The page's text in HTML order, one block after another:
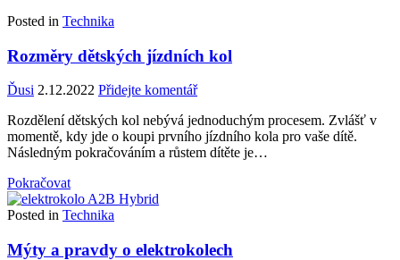
Posted in Technika
Rozměry dětských jízdních kol
Ďusi 2.12.2022 Přidejte komentář
Rozdělení dětských kol nebývá jednoduchým procesem. Zvlášť v
momentě, kdy jde o koupi prvního jízdního kola pro vaše dítě.
Následným pokračováním a růstem dítěte je…
Pokračovat
Posted in Technika
Mýty a pravdy o elektrokolech